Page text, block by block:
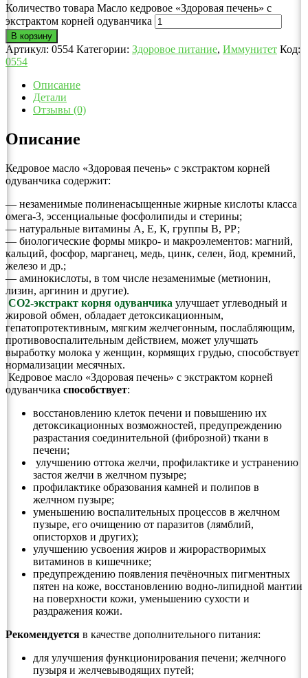
Количество товара Масло кедровое «Здоровая печень» с
экстрактом корней одуванчика
В корзину
Артикул: 0554 Категории: Здоровое питание, Иммунитет Код:
0554
Описание
Детали
Отзывы (0)
Описание
Кедровое масло «Здоровая печень» с экстрактом корней
одуванчика содержит:
— незаменимые полиненасыщенные жирные кислоты класса
омега-3, эссенциальные фосфолипиды и стерины;
— натуральные витамины А, Е, К, группы В, РР;
— биологические формы микро- и макроэлементов: магний,
кальций, фосфор, марганец, медь, цинк, селен, йод, кремний,
железо и др.;
— аминокислоты, в том числе незаменимые (метионин,
лизин, аргинин и другие).
СО2-экстракт корня одуванчика улучшает углеводный и
жировой обмен, обладает детоксикационным,
гепатопротективным, мягким желчегонным, послабляющим,
противовоспалительным действием, может улучшать
выработку молока у женщин, кормящих грудью, способствует
нормализации месячных.
Кедровое масло «Здоровая печень» с экстрактом корней
одуванчика способствует:
восстановлению клеток печени и повышению их
детоксикационных возможностей, предупреждению
разрастания соединительной (фиброзной) ткани в
печени;
улучшению оттока желчи, профилактике и устранению
застоя желчи в желчном пузыре;
профилактике образования камней и полипов в
желчном пузыре;
уменьшению воспалительных процессов в желчном
пузыре, его очищению от паразитов (лямблий,
описторхов и других);
улучшению усвоения жиров и жирорастворимых
витаминов в кишечнике;
предупреждению появления печёночных пигментных
пятен на коже, восстановлению водно-липидной мантии
на поверхности кожи, уменьшению сухости и
раздражения кожи.
Рекомендуется в качестве дополнительного питания:
для улучшения функционирования печени; желчного
пузыря и желчевыводящих путей;